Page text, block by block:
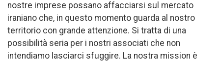
nostre imprese possano affacciarsi sul mercato
iraniano che, in questo momento guarda al nostro
territorio con grande attenzione. Si tratta di una
possibilità seria per i nostri associati che non
intendiamo lasciarci sfuggire. La nostra mission è